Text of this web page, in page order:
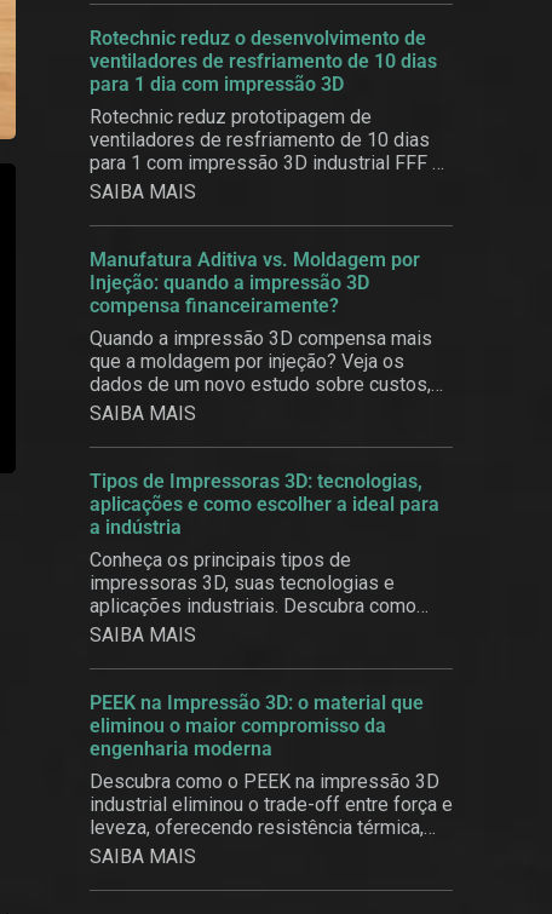
Rotechnic reduz o desenvolvimento de
ventiladores de resfriamento de 10 dias
para 1 dia com impressão 3D
Rotechnic reduz prototipagem de
ventiladores de resfriamento de 10 dias
para 1 com impressão 3D industrial FFF e
PEEK da INTAMSYS.
SAIBA MAIS
Manufatura Aditiva vs. Moldagem por
Injeção: quando a impressão 3D
compensa financeiramente?
Quando a impressão 3D compensa mais
que a moldagem por injeção? Veja os
dados de um novo estudo sobre custos,
produtividade e customização em massa.
SAIBA MAIS
Tipos de Impressoras 3D: tecnologias,
aplicações e como escolher a ideal para
a indústria
Conheça os principais tipos de
impressoras 3D, suas tecnologias e
aplicações industriais. Descubra como
escolher a solução ideal com a 3BE.
SAIBA MAIS
PEEK na Impressão 3D: o material que
eliminou o maior compromisso da
engenharia moderna
Descubra como o PEEK na impressão 3D
industrial eliminou o trade-off entre força e
leveza, oferecendo resistência térmica,
química e estrutural.
SAIBA MAIS